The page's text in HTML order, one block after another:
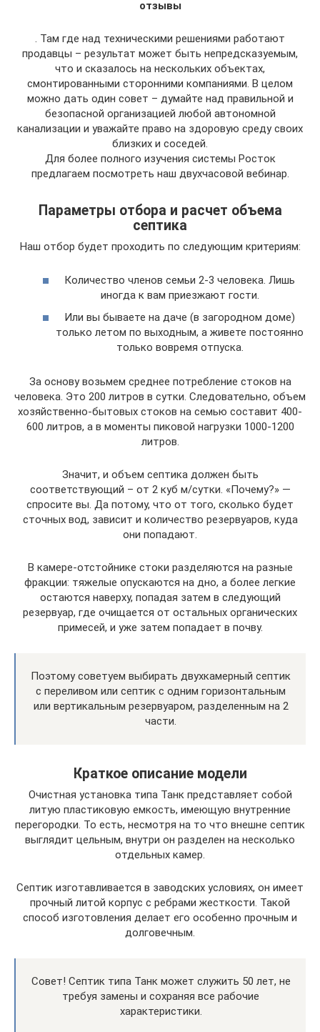
отзывы
. Там где над техническими решениями работают
продавцы – результат может быть непредсказуемым,
что и сказалось на нескольких объектах,
смонтированными сторонними компаниями. В целом
можно дать один совет – думайте над правильной и
безопасной организацией любой автономной
канализации и уважайте право на здоровую среду своих
близких и соседей.
Для более полного изучения системы Росток
предлагаем посмотреть наш двухчасовой вебинар.
Параметры отбора и расчет объема
септика
Наш отбор будет проходить по следующим критериям:
Количество членов семьи 2-3 человека. Лишь
иногда к вам приезжают гости.
Или вы бываете на даче (в загородном доме)
только летом по выходным, а живете постоянно
только вовремя отпуска.
За основу возьмем среднее потребление стоков на
человека. Это 200 литров в сутки. Следовательно, объем
хозяйственно-бытовых стоков на семью составит 400-
600 литров, а в моменты пиковой нагрузки 1000-1200
литров.
Значит, и объем септика должен быть
соответствующий – от 2 куб м/сутки. «Почему?» —
спросите вы. Да потому, что от того, сколько будет
сточных вод, зависит и количество резервуаров, куда
они попадают.
В камере-отстойнике стоки разделяются на разные
фракции: тяжелые опускаются на дно, а более легкие
остаются наверху, попадая затем в следующий
резервуар, где очищается от остальных органических
примесей, и уже затем попадает в почву.
Поэтому советуем выбирать двухкамерный септик
с переливом или септик с одним горизонтальным
или вертикальным резервуаром, разделенным на 2
части.
Краткое описание модели
Очистная установка типа Танк представляет собой
литую пластиковую емкость, имеющую внутренние
перегородки. То есть, несмотря на то что внешне септик
выглядит цельным, внутри он разделен на несколько
отдельных камер.
Септик изготавливается в заводских условиях, он имеет
прочный литой корпус с ребрами жесткости. Такой
способ изготовления делает его особенно прочным и
долговечным.
Совет! Септик типа Танк может служить 50 лет, не
требуя замены и сохраняя все рабочие
характеристики.